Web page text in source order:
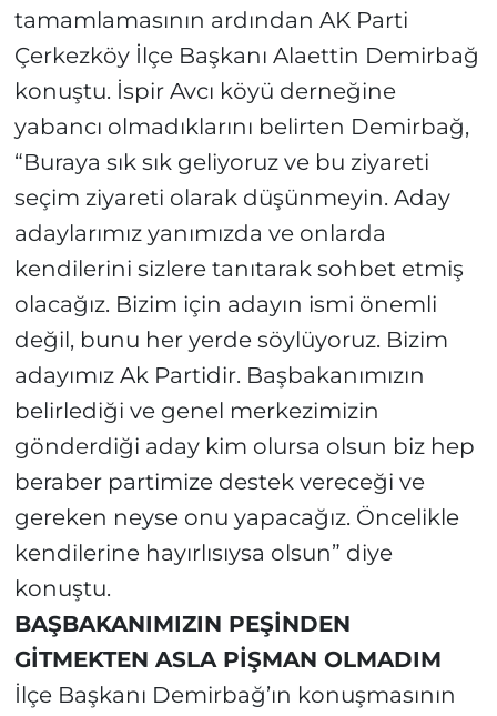
tamamlamasının ardından AK Parti
Çerkezköy İlçe Başkanı Alaettin Demirbağ
konuştu. İspir Avcı köyü derneğine
yabancı olmadıklarını belirten Demirbağ,
“Buraya sık sık geliyoruz ve bu ziyareti
seçim ziyareti olarak düşünmeyin. Aday
adaylarımız yanımızda ve onlarda
kendilerini sizlere tanıtarak sohbet etmiş
olacağız. Bizim için adayın ismi önemli
değil, bunu her yerde söylüyoruz. Bizim
adayımız Ak Partidir. Başbakanımızın
belirlediği ve genel merkezimizin
gönderdiği aday kim olursa olsun biz hep
beraber partimize destek vereceği ve
gereken neyse onu yapacağız. Öncelikle
kendilerine hayırlısıysa olsun” diye
konuştu.
BAŞBAKANIMIZIN PEŞİNDEN
GİTMEKTEN ASLA PİŞMAN OLMADIM
İlçe Başkanı Demirbağ’ın konuşmasının